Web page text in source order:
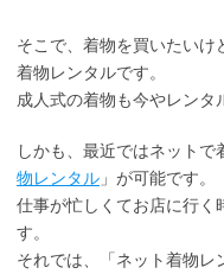
そこで、着物を買いたいけ
着物レンタルです。
成人式の着物も今やレンタ
しかも、最近ではネットで
物レンタル 」が可能です。
仕事が忙しくてお店に行く
す。
それでは、「ネット着物レ